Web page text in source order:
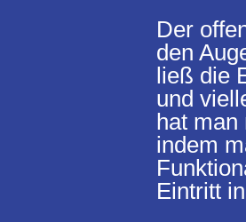
Der
den
ließ die
und
hat man
indem
Eintritt